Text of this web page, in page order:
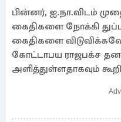
பின்னர், ஐ.நா.விடம்
கைதிகளை நோக்கி
கைதிகளை
கோட்டாபய ராஜபக்ச
அளித்துள்ளதாகவும்